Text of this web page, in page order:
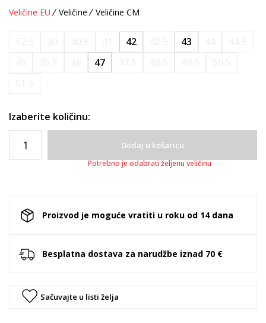
Veličine EU Veličine Veličine CM
42 43
47
Izaberite količinu:
Dodaj u košaricu
Potrebno je odabrati željenu veličinu
Proizvod je moguće vratiti u roku od 14 dana
Besplatna dostava za narudžbe iznad 70 €
Sačuvajte u listi želja